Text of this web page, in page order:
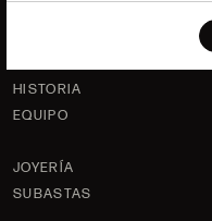
HISTORIA
EQUIPO
JOYERÍA
SUBASTAS